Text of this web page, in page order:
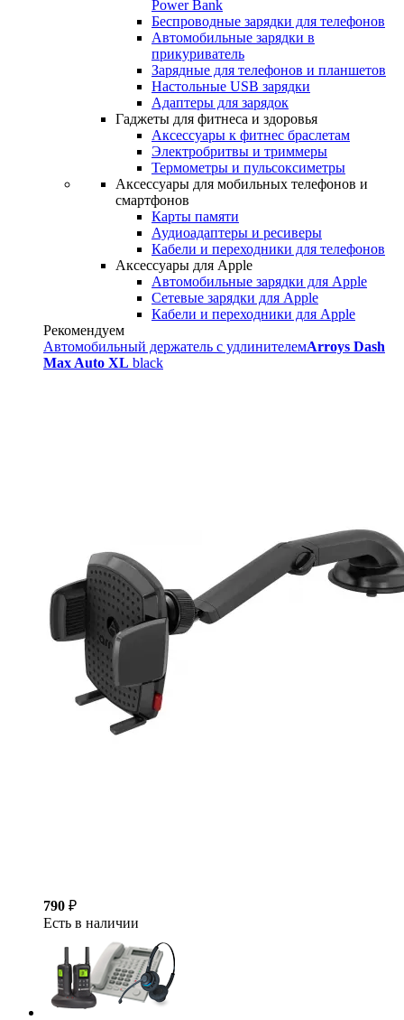
Power Bank
Беспроводные зарядки для телефонов
Автомобильные зарядки в
прикуриватель
Зарядные для телефонов и планшетов
Настольные USB зарядки
Адаптеры для зарядок
Гаджеты для фитнеса и здоровья
Аксессуары к фитнес браслетам
Электробритвы и триммеры
Термометры и пульсоксиметры
Аксессуары для мобильных телефонов и
смартфонов
Карты памяти
Аудиоадаптеры и ресиверы
Кабели и переходники для телефонов
Аксессуары для Apple
Автомобильные зарядки для Apple
Сетевые зарядки для Apple
Кабели и переходники для Apple
Рекомендуем
Автомобильный держатель с удлинителемArroys Dash
Max Auto XL black
790 ₽
Есть в наличии